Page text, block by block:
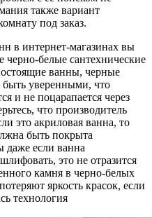
также вариант
под заказ.
в интернет-магазинах вы
черно-белые сантехнические
ванны, черные
уверенными, что
и не поцарапается через
что производитель
это акриловая ванна, то
быть покрыта
даже если ванна
это не отразится
камня в черно-белых
яркость красок, если
технология